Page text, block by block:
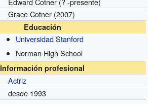
Grace Cotner (2007)
Educación
Universidad Stanford
Norman High School
Información profesional
Actriz
desde 1993